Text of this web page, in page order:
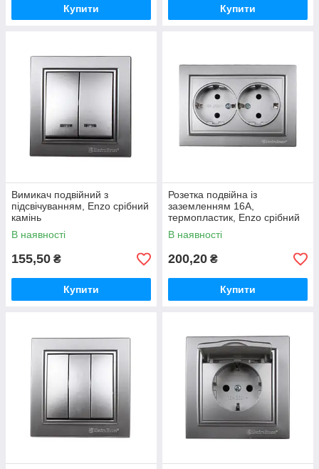
Купити Купити
Вимикач подвійний з
підсвічуванням, Enzo срібний
камінь
В наявності
155,50 ₴
Купити
Розетка подвійна із
заземленням 16А,
термопластик, Enzo срібний
камінь
В наявності
200,20 ₴
Купити